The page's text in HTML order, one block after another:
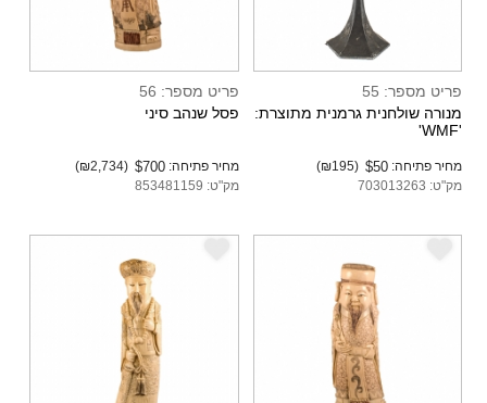
פריט מספר: 55
מנורה שולחנית גרמנית מתוצרת:
'WMF'
מחיר פתיחה: $50
(₪195)
מק"ט: 703013263
פריט מספר: 56
פסל שנהב סיני
מחיר פתיחה:$700
(₪2,734)
מק"ט: 853481159